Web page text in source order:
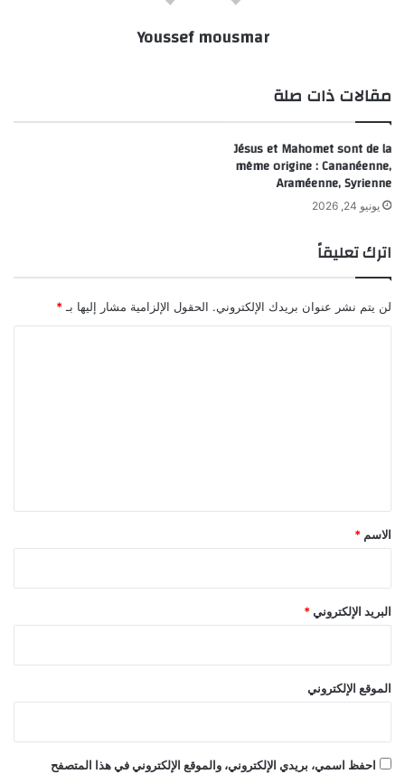
Youssef mousmar
مقالات ذات صلة
Jésus et Mahomet sont de la
même origine : Cananéenne,
Araméenne, Syrienne
يونيو 24, 2026
اترك تعليقاً
لن يتم نشر عنوان بريدك الإلكتروني. الحقول الإلزامية مشار إليها بـ *
*
الاسم *
البريد الإلكتروني *
الموقع الإلكتروني
احفظ اسمي، بريدي الإلكتروني، والموقع الإلكتروني في هذا المتصفح